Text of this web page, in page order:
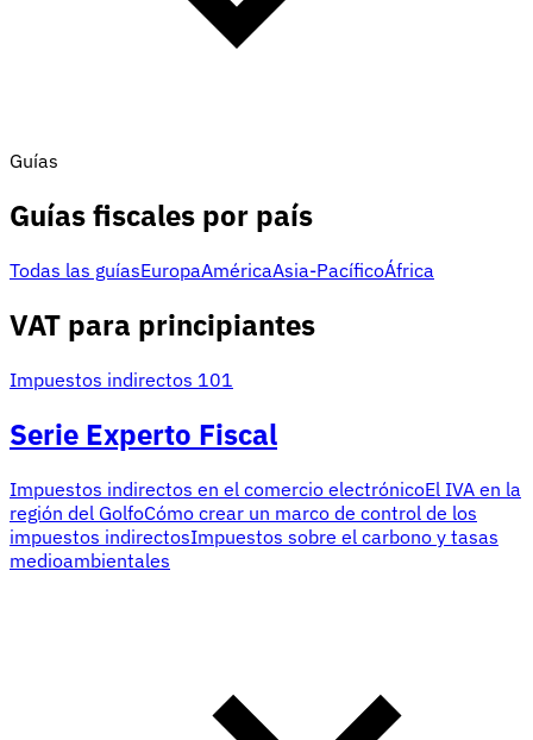
Guías
Guías fiscales por país
Todas las guíasEuropaAméricaAsia-PacíficoÁfrica
VAT para principiantes
Impuestos indirectos 101
Serie Experto Fiscal
Impuestos indirectos en el comercio electrónicoEl IVA en la
región del GolfoCómo crear un marco de control de los
impuestos indirectosImpuestos sobre el carbono y tasas
medioambientales